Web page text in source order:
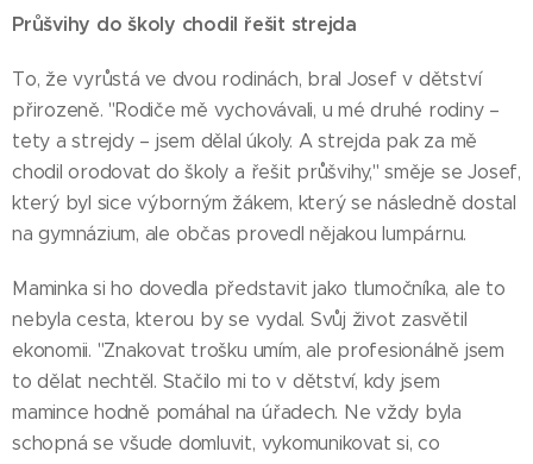
Průšvihy do školy chodil řešit strejda
To, že vyrůstá ve dvou rodinách, bral Josef v dětství
přirozeně. "Rodiče mě vychovávali, u mé druhé rodiny –
tety a strejdy – jsem dělal úkoly. A strejda pak za mě
chodil orodovat do školy a řešit průšvihy," směje se Josef,
který byl sice výborným žákem, který se následně dostal
na gymnázium, ale občas provedl nějakou lumpárnu.
Maminka si ho dovedla představit jako tlumočníka, ale to
nebyla cesta, kterou by se vydal. Svůj život zasvětil
ekonomii. "Znakovat trošku umím, ale profesionálně jsem
to dělat nechtěl. Stačilo mi to v dětství, kdy jsem
mamince hodně pomáhal na úřadech. Ne vždy byla
schopná se všude domluvit, vykomunikovat si, co